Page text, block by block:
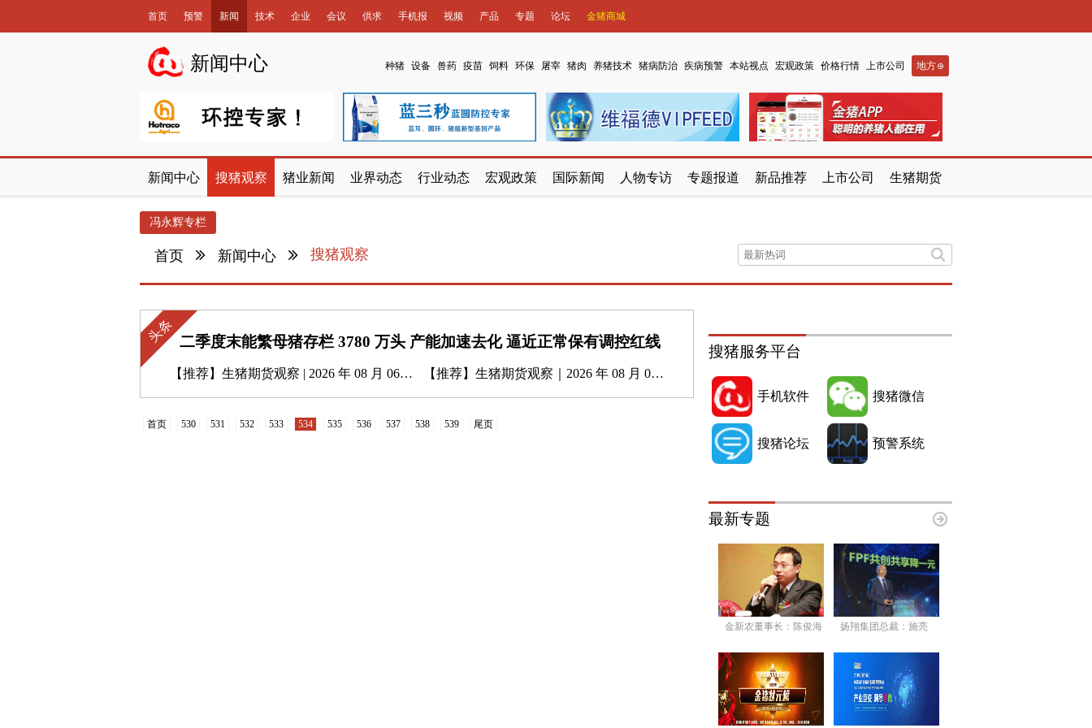
首页 预警 新闻 技术 企业 会议 供求 手机报 视频 产品 专题 论坛 金猪商城
数据库
新闻中心 种猪 设备 兽药 疫苗 饲料 环保 屠宰 猪肉 养猪技术 猪病防治 疾病预警 本站视点 宏观政策 价格行情 上市公司 地方
新闻中心 搜猪观察 猪业新闻 业界动态 行业动态 宏观政策 国际新闻 人物专访 专题报道 新品推荐 上市公司 生猪期货
冯永辉专栏
首页 新闻中心 搜猪观察
头条 二季度末能繁母猪存栏 3780 万头 产能加速去化 逼近正常保有调控红线
【推荐】 生猪期货观察 | 2026 年 08 月 06 日 【推荐】 生猪期货观察｜2026 年 08 月 05 日
首页 530 531 532 533 534 535 536 537 538 539 尾页
搜猪服务平台
手机软件 搜猪微信
搜猪论坛 预警系统
最新专题
金新农董事长：陈俊海 扬翔集团总裁：施亮